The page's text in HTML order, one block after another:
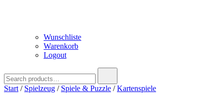
Wunschliste
Warenkorb
Logout
for:
Start / Spielzeug / Spiele & Puzzle /Kartenspiele